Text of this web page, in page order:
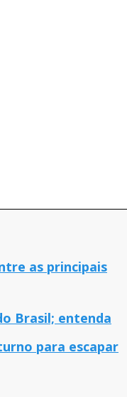
as principais
Brasil; entenda
para escapar